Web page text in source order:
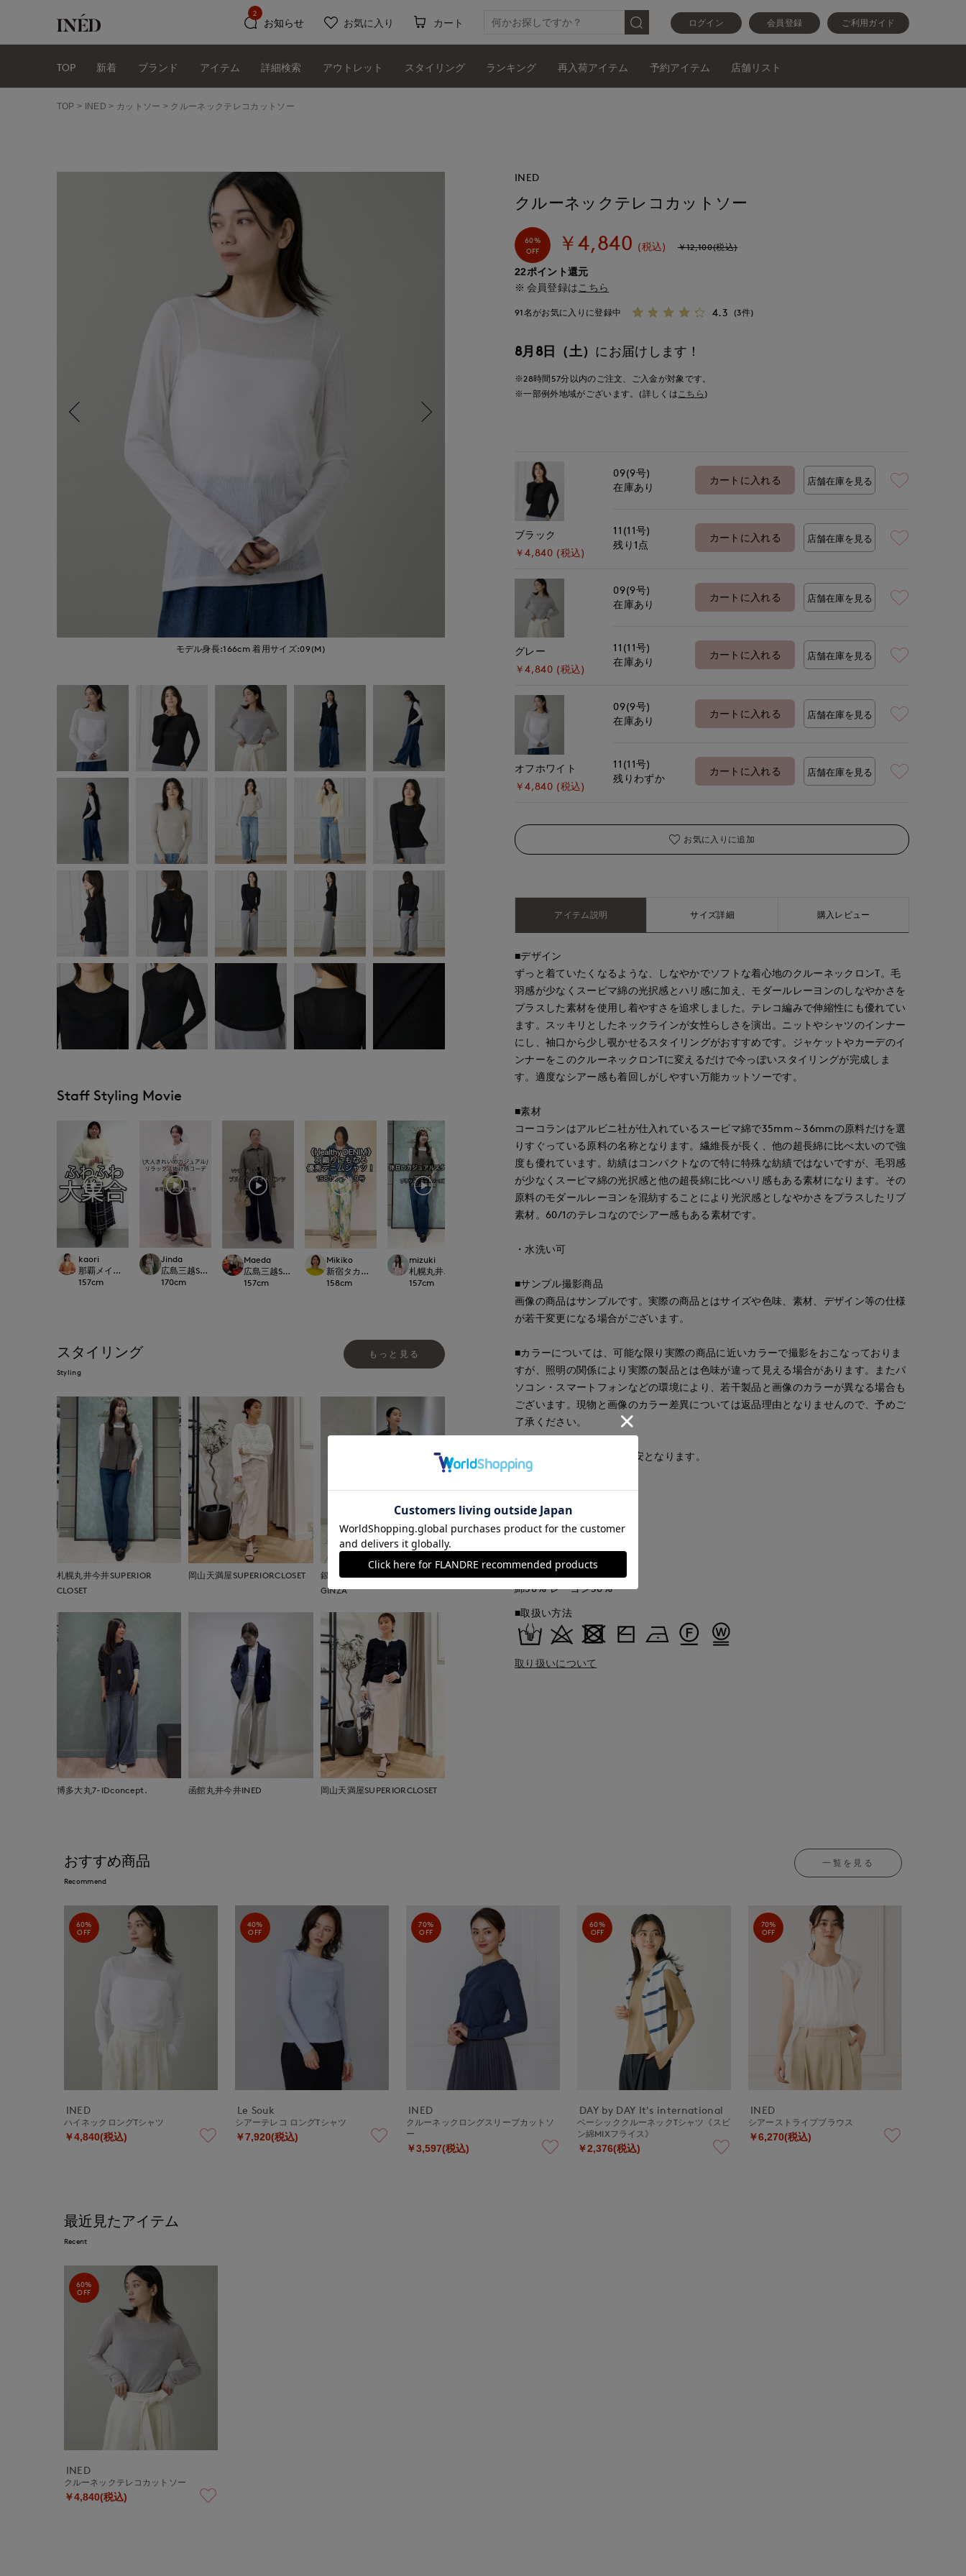
ログイン 会員登録 ご利用ガイド
お知らせ
2
お気に入り カート
TOP 新着 ブランド アイテム 詳細検索 アウトレット スタイリング ランキング 再入荷アイテム 予約アイテム 店舗リスト
TOP INED カットソー クルーネックテレコカットソー
モデル身長:166cm 着用サイズ:09(M) モデル身長:167cm 着用サイズ:09(M)
Staff Styling Movie
kaori
那覇メインプレイスI.T.'S.international
157cm
Jinda
広島三越SUPERIORCLOSET
170cm
Maeda
広島三越SUPERIORCLOSET
157cm
Mikiko
新宿タカシマヤSUPERIOR CLOSET
158cm
mizuki
札幌丸井今井SUPERIOR CLOSET
157cm cm
157cm
スタイリング
Styling
もっと見る
札幌丸井今井SUPERIOR
CLOSET
岡山天満屋SUPERIORCLOSET
銀座三越SUPERIOR CLOSET
GINZA
博多大丸7-IDconcept. 函館丸井今井INED 岡山天満屋SUPERIORCLOSET
INED
クルーネックテレコカットソー
60%
OFF
￥4,840 (税込) ￥12,100(税込)
22ポイント還元
会員登録は こちら
91名がお気に入りに登録中 4.3 (3件)
8月8日（土） にお届けします！
※28時間 57分以内のご注文、ご入金が対象です。
※一部例外地域がございます。(詳しくはこちら )
ブラック
￥4,840 (税込)
09(9号)
在庫あり
カートに入れる 店舗在庫を見る
11(11号)
残り1点
カートに入れる 店舗在庫を見る
グレー
￥4,840 (税込)
09(9号)
在庫あり
カートに入れる 店舗在庫を見る
11(11号)
在庫あり
カートに入れる 店舗在庫を見る
オフホワイト
￥4,840 (税込)
09(9号)
在庫あり
カートに入れる 店舗在庫を見る
11(11号)
残りわずか
カートに入れる 店舗在庫を見る
お気に入りに追加
アイテム説明 サイズ詳細 購入レビュー
■デザイン
ずっと着ていたくなるような、しなやかでソフトな着心地のクルーネックロンT。毛
羽感が少なくスーピマ綿の光択感とハリ感に加え、モダールレーヨンのしなやかさを
プラスした素材を使用し着やすさを追求しました。テレコ編みで伸縮性にも優れてい
ます。スッキリとしたネックラインが女性らしさを演出。ニットやシャツのインナー
にし、袖口から少し覗かせるスタイリングがおすすめです。ジャケットやカーデのイ
ンナーをこのクルーネックロンTに変えるだけで今っぽいスタイリングが完成しま
す。適度なシアー感も着回しがしやすい万能カットソーです。
■素材
コーコランはアルビニ社が仕入れているスーピマ綿で35mm～36mmの原料だけを選
りすぐっている原料の名称となります。繊維長が長く、他の超長綿に比べ太いので強
度も優れています。紡績はコンパクトなので特に特殊な紡績ではないですが、毛羽感
が少なくスーピマ綿の光択感と他の超長綿に比べハリ感もある素材になります。その
原料のモダールレーヨンを混紡することにより光沢感としなやかさをプラスしたリブ
素材。60/1のテレコなのでシアー感もある素材です。
・水洗い可
■サンプル撮影商品
画像の商品はサンプルです。実際の商品とはサイズや色味、素材、デザイン等の仕様
が若干変更になる場合がございます。
■カラーについては、可能な限り実際の商品に近いカラーで撮影をおこなっておりま
すが、照明の関係により実際の製品とは色味が違って見える場合があります。またパ
ソコン・スマートフォンなどの環境により、若干製品と画像のカラーが異なる場合も
ございます。現物と画像のカラー差異については返品理由となりませんので、予めご
了承ください。
■サイズ表記はあくまで目安となります。
■品番
53190005
■原産国
■クオリティ
綿50% レーヨン50%
■取扱い方法
取り扱いについて
おすすめ商品
Recommend
一覧を見る
60%
OFF
INED
ハイネックロングTシャツ
￥4,840(税込)
40%
OFF
Le Souk
シアーテレコ ロングTシャツ
￥7,920(税込)
70%
OFF
INED
クルーネックロングスリーブカットソ
ー
￥3,597(税込)
60%
OFF
DAY by DAY It's international
ベーシッククルーネックTシャツ《スビ
ン綿MIXフライス》
￥2,376(税込)
70%
OFF
INED
シアーストライプブラウス
￥6,270(税込)
最近見たアイテム
Recent
60%
OFF
INED
クルーネックテレコカットソー
￥4,840(税込)